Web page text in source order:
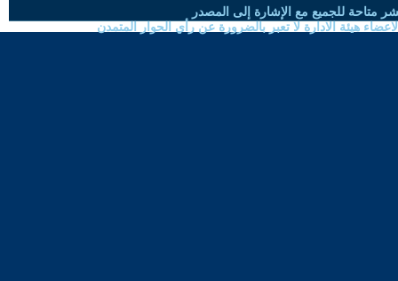
متاحة للجميع مع الإشارة إلى المصدر
هيئة الادارة لا تعبر بالضرورة عن رأي الحوار المتمدن